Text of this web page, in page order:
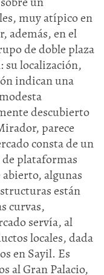
muy atípico en
además, en el
de doble plaza
su localización,
indican una
descubierto
parece
consta de un
plataformas
algunas
están
curvas,
servía, al
locales, dada
en Sayil. Es
al Gran Palacio,